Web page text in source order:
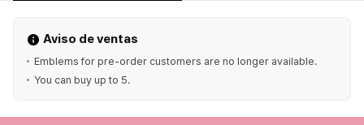
Aviso de ventas
Emblems for pre-order customers are no longer available.
You can buy up to 5.